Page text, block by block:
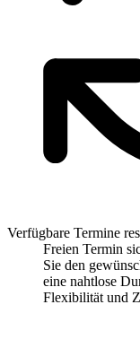
Verfügbare Termine
Freien Termin
Sie den
eine nahtlose
Flexibilität und